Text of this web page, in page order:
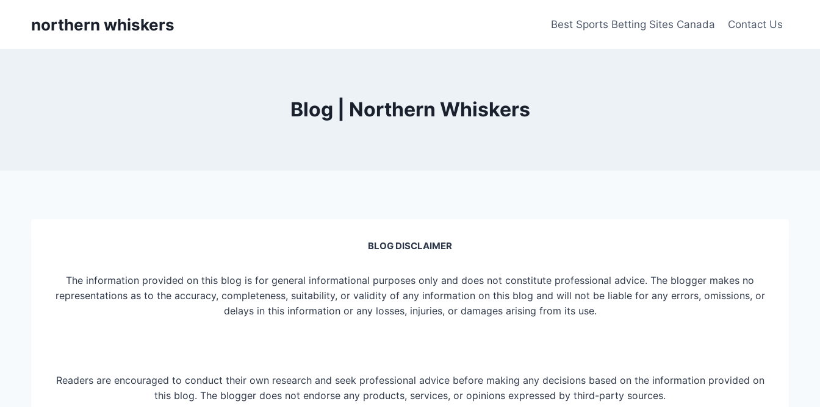
northern whiskers Best Sports Betting Sites Canada Contact Us
Blog | Northern Whiskers
BLOG DISCLAIMER
The information provided on this blog is for general informational purposes only and does not constitute professional advice. The blogger makes no
representations as to the accuracy, completeness, suitability, or validity of any information on this blog and will not be liable for any errors, omissions, or
delays in this information or any losses, injuries, or damages arising from its use.
Readers are encouraged to conduct their own research and seek professional advice before making any decisions based on the information provided on
this blog. The blogger does not endorse any products, services, or opinions expressed by third-party sources.